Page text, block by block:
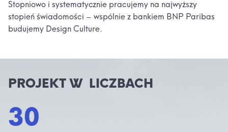
Stopniowo i systematycznie pracujemy na najwyższy
stopień świadomości – wspólnie z bankiem BNP Paribas
budujemy Design Culture.
PROJEKT W LICZBACH
30